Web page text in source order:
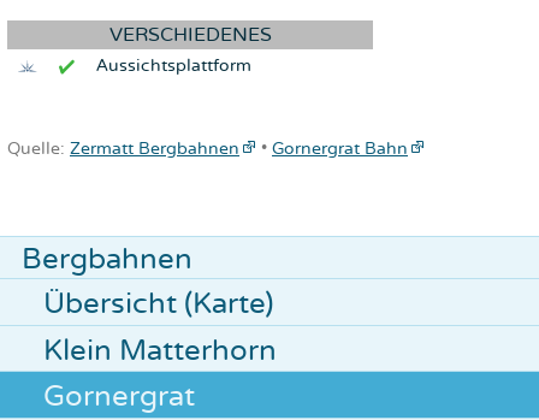
VERSCHIEDENES
Aussichtsplattform
Quelle: Zermatt Bergbahnen • Gornergrat Bahn
Bergbahnen
Übersicht (Karte)
Klein Matterhorn
Gornergrat